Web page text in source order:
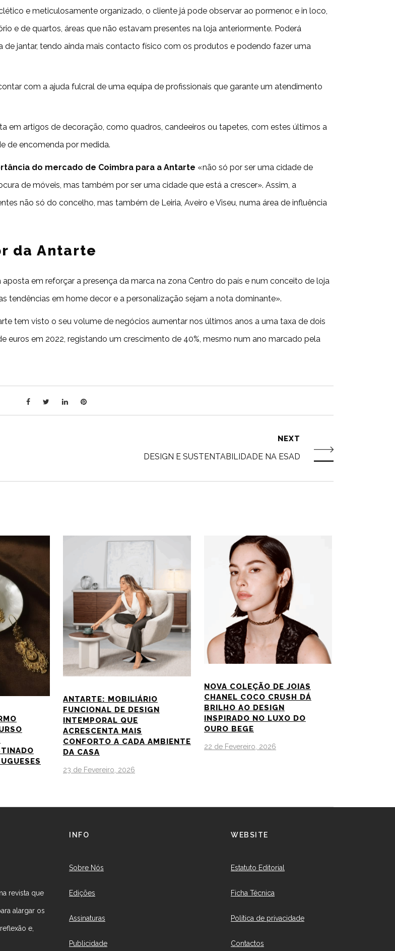
e meticulosamente organizado, o cliente já pode observar ao pormenor, e in loco,
e de quartos, áreas que não estavam presentes na loja anteriormente. Poderá
de jantar, tendo ainda mais contacto físico com os produtos e podendo fazer uma
com a ajuda fulcral de uma equipa de profissionais que garante um atendimento
em artigos de decoração, como quadros, candeeiros ou tapetes, com estes últimos a
de encomenda por medida.
do mercado de Coimbra para a Antarte «não só por ser uma cidade de
de móveis, mas também por ser uma cidade que está a crescer». Assim, a
não só do concelho, mas também de Leiria, Aveiro e Viseu, numa área de influência
da Antarte
em reforçar a presença da marca na zona Centro do país e num conceito de loja
tendências em home decor e a personalização sejam a nota dominante».
tem visto o seu volume de negócios aumentar nos últimos anos a uma taxa de dois
euros em 2022, registando um crescimento de 40%, mesmo num ano marcado pela
NEXT
DESIGN E SUSTENTABILIDADE NA ESAD
ANTARTE: MOBILIÁRIO
FUNCIONAL DE DESIGN
INTEMPORAL QUE
ACRESCENTA MAIS
CONFORTO A CADA AMBIENTE
DA CASA
23 de Fevereiro, 2026
NOVA COLEÇÃO DE JOIAS
CHANEL COCO CRUSH DÁ
BRILHO AO DESIGN
INSPIRADO NO LUXO DO
OURO BEGE
22 de Fevereiro, 2026
revista que
alargar os
e,
INFO
Sobre Nós
Edições
Assinaturas
Publicidade
WEBSITE
Estatuto Editorial
Ficha Técnica
Política de privacidade
Contactos